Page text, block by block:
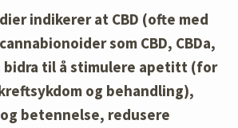
indikerer at CBD (ofte med
som CBD, CBDa,
bidra til å stimulere apetitt (for
og behandling),
betennelse, redusere